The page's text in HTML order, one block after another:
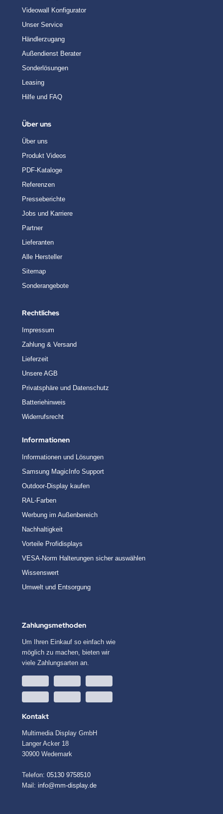
Videowall Konfigurator
Unser Service
Händlerzugang
Außendienst Berater
Sonderlösungen
Leasing
Hilfe und FAQ
Über uns
Über uns
Produkt Videos
PDF-Kataloge
Referenzen
Presseberichte
Jobs und Karriere
Partner
Lieferanten
Alle Hersteller
Sitemap
Sonderangebote
Rechtliches
Impressum
Zahlung & Versand
Lieferzeit
Unsere AGB
Privatsphäre und Datenschutz
Batteriehinweis
Widerrufsrecht
Informationen
Informationen und Lösungen
Samsung MagicInfo Support
Outdoor-Display kaufen
RAL-Farben
Werbung im Außenbereich
Nachhaltigkeit
Vorteile Profidisplays
VESA-Norm Halterungen sicher auswählen
Wissenswert
Umwelt und Entsorgung
Zahlungsmethoden
Um Ihren Einkauf so einfach wie
möglich zu machen, bieten wir
viele Zahlungsarten an.
Kontakt
Multimedia Display GmbH
Langer Acker 18
30900 Wedemark
Telefon: 05130 9758510
Mail: info@mm-display.de